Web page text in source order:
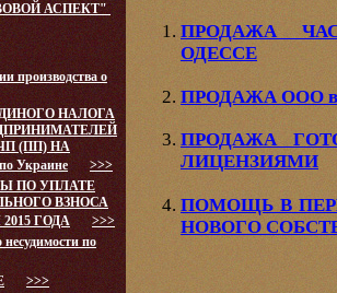
АСПЕКТ"
производства о
НАЛОГА
(ПП) НА
Украине
>>>
ПО УПЛАТЕ
ВЗНОСА
ГОДА
>>>
по
>>>
ПРОДАЖА
ОДЕССЕ
ПРОДАЖА ООО в
ПРОДАЖА
ЛИЦЕНЗИЯМИ
ПОМОЩЬ В
НОВОГО